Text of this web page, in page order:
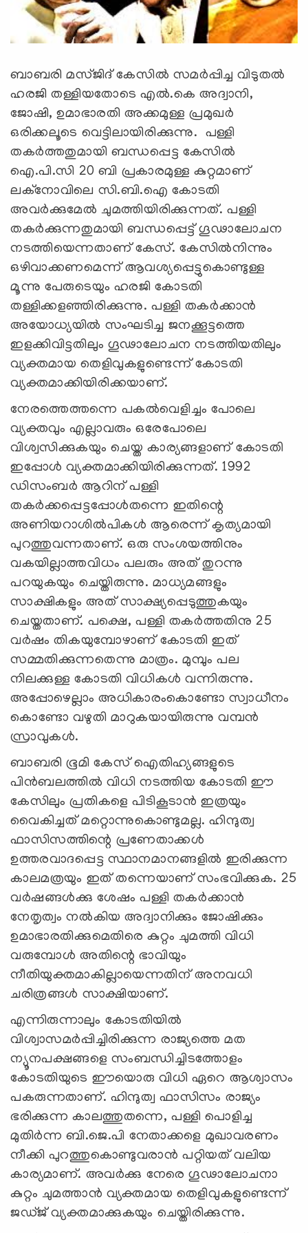
ബാബരി മസ്ജിദ് കേസില്‍ സമര്‍പ്പിച്ച വിടുതല്‍
ഹരജി തള്ളിയതോടെ എല്‍.കെ അദ്വാനി,
ജോഷി, ഉമാഭാരതി അക്കമുള്ള പ്രമുഖര്‍
ഒരിക്കലൂടെ വെട്ടിലായിരിക്കുന്നു. പള്ളി
തകര്‍ത്തതുമായി ബന്ധപ്പെട്ട കേസില്‍
ഐ.പി.സി 20 ബി പ്രകാരമുള്ള കുറ്റമാണ്
ലക്‌നോവിലെ സി.ബി.ഐ കോടതി
അവര്‍ക്കുമേല്‍ ചുമത്തിയിരിക്കുന്നത്. പള്ളി
തകര്‍ക്കുന്നതുമായി ബന്ധപ്പെട്ട് ഗൂഢാലോചന
നടത്തിയെന്നതാണ് കേസ്. കേസില്‍നിന്നും
ഒഴിവാക്കണമെന്ന് ആവശ്യപ്പെട്ടുകൊണ്ടുള്ള
മൂന്നു പേരുടെയും ഹരജി കോടതി
തള്ളിക്കളഞ്ഞിരിക്കുന്നു. പള്ളി തകര്‍ക്കാന്‍
അയോധ്യയില്‍ സംഘടിച്ച ജനക്കൂട്ടത്തെ
ഇളക്കിവിട്ടതിലും ഗൂഢാലോചന നടത്തിയതിലും
വ്യക്തമായ തെളിവുകളുണ്ടെന്ന് കോടതി
വ്യക്തമാക്കിയിരിക്കയാണ്.
നേരത്തെത്തന്നെ പകല്‍വെളിച്ചം പോലെ
വ്യക്തവും എല്ലാവരും ഒരേപോലെ
വിശ്വസിക്കുകയും ചെയ്ത കാര്യങ്ങളാണ് കോടതി
ഇപ്പോള്‍ വ്യക്തമാക്കിയിരിക്കുന്നത്. 1992
ഡിസംബര്‍ ആറിന് പള്ളി
തകര്‍ക്കപ്പെട്ടപ്പോള്‍തന്നെ ഇതിന്റെ
അണിയറാശില്‍പികള്‍ ആരെന്ന് കൃത്യമായി
പുറത്തുവന്നതാണ്. ഒരു സംശയത്തിനും
വകയില്ലാത്തവിധം പലരും അത് തുറന്നു
പറയുകയും ചെയ്തിരുന്നു. മാധ്യമങ്ങളും
സാക്ഷികളും അത് സാക്ഷ്യപ്പെടുത്തുകയും
ചെയ്തതാണ്. പക്ഷെ, പള്ളി തകര്‍ത്തതിനു 25
വര്‍ഷം തികയുമ്പോഴാണ് കോടതി ഇത്
സമ്മതിക്കുന്നതെന്നു മാത്രം. മുമ്പും പല
നിലക്കുള്ള കോടതി വിധികള്‍ വന്നിരുന്നു.
അപ്പോഴെല്ലാം അധികാരംകൊണ്ടോ സ്വാധീനം
കൊണ്ടോ വഴുതി മാറുകയായിരുന്നു വമ്പന്‍
സ്രാവുകള്‍.
ബാബരി ഭൂമി കേസ് ഐതിഹ്യങ്ങളുടെ
പിന്‍ബലത്തില്‍ വിധി നടത്തിയ കോടതി ഈ
കേസിലും പ്രതികളെ പിടികൂടാന്‍ ഇത്രയും
വൈകിച്ചത് മറ്റൊന്നുകൊണ്ടുമല്ല. ഹിന്ദുത്വ
ഫാസിസത്തിന്റെ പ്രണേതാക്കള്‍
ഉത്തരവാദപ്പെട്ട സ്ഥാനമാനങ്ങളില്‍ ഇരിക്കുന്ന
കാലമത്രയും ഇത് തന്നെയാണ് സംഭവിക്കുക. 25
വര്‍ഷങ്ങള്‍ക്കു ശേഷം പള്ളി തകര്‍ക്കാന്‍
നേതൃത്വം നല്‍കിയ അദ്വാനിക്കും ജോഷിക്കും
ഉമാഭാരതിക്കുമെതിരെ കുറ്റം ചുമത്തി വിധി
വരുമ്പോള്‍ അതിന്റെ ഭാവിയും
നീതിയുക്തമാകില്ലായെന്നതിന് അനവധി
ചരിത്രങ്ങള്‍ സാക്ഷിയാണ്.
എന്നിരുന്നാലും കോടതിയില്‍
വിശ്വാസമര്‍പ്പിച്ചിരിക്കുന്ന രാജ്യത്തെ മത
ന്യൂനപക്ഷങ്ങളെ സംബന്ധിച്ചിടത്തോളം
കോടതിയുടെ ഈയൊരു വിധി ഏറെ ആശ്വാസം
പകരുന്നതാണ്. ഹിന്ദുത്വ ഫാസിസം രാജ്യം
ഭരിക്കുന്ന കാലത്തുതന്നെ, പള്ളി പൊളിച്ച
മുതിര്‍ന്ന ബി.ജെ.പി നേതാക്കളെ മുഖാവരണം
നീക്കി പുറത്തുകൊണ്ടുവരാന്‍ പറ്റിയത് വലിയ
കാര്യമാണ്. അവര്‍ക്കു നേരെ ഗൂഢാലോചനാ
കുറ്റം ചുമത്താന്‍ വ്യക്തമായ തെളിവുകളുണ്ടെന്ന്
ജഡ്ജ് വ്യക്തമാക്കുകയും ചെയ്തിരിക്കുന്നു.